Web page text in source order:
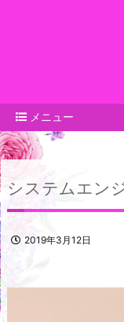
メニュー
システムエン
2019年3月12日